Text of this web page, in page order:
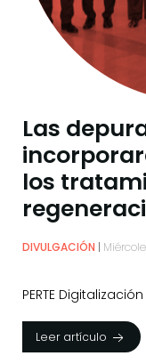
Las
los
DIVULGACIÓN
PERTE
Leer artículo